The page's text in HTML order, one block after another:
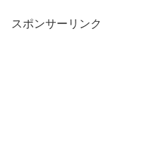
スポンサーリンク